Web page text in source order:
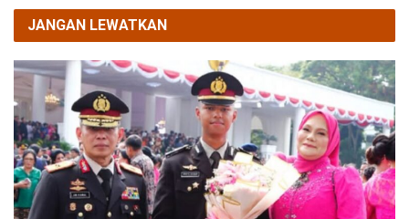
JANGAN LEWATKAN